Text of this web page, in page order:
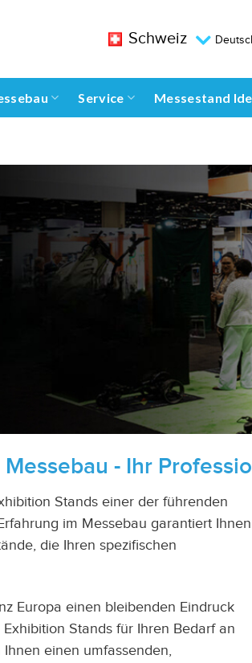
Schweiz
Service Messestand
Messebau - Ihr
Stands einer der führenden
im Messebau garantiert Ihnen
die Ihren spezifischen
Europa einen bleibenden Eindruck
Stands für Ihren Bedarf an
einen umfassenden,